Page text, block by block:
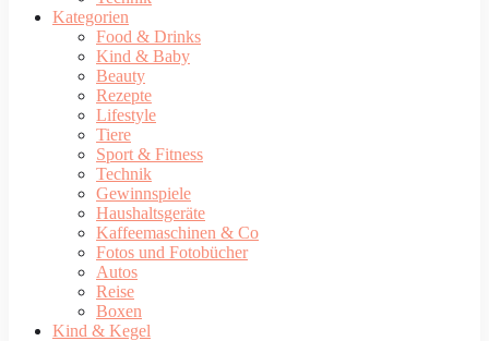
Kategorien
Food & Drinks
Kind & Baby
Beauty
Rezepte
Lifestyle
Tiere
Sport & Fitness
Technik
Gewinnspiele
Haushaltsgeräte
Kaffeemaschinen & Co
Fotos und Fotobücher
Autos
Reise
Boxen
Kind & Kegel